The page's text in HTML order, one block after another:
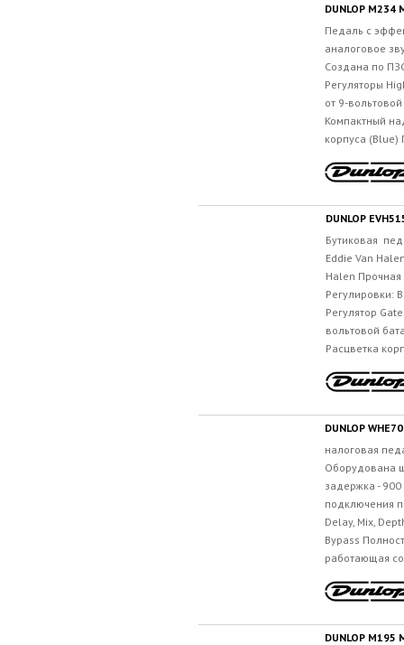
DUNLOP M234
Педаль c
аналоговое
Создана по
Регуляторы
от 9-
Компактный
корпуса
DUNLOP
Бутиковая
Eddie Van
Halen Прочная
Регулировки:
Регулятор
вольтовой
Расцветка
DUNLOP
налоговая
Оборудована
задержка -
подключения
Delay, Mix,
Bypass
работающая
DUNLOP M195